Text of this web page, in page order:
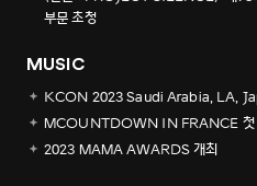
부문 초청
MUSIC
KCON 2023 Saudi Arabia, LA,
MCOUNTDOWN IN FRANCE 첫
2023 MAMA AWARDS 개최